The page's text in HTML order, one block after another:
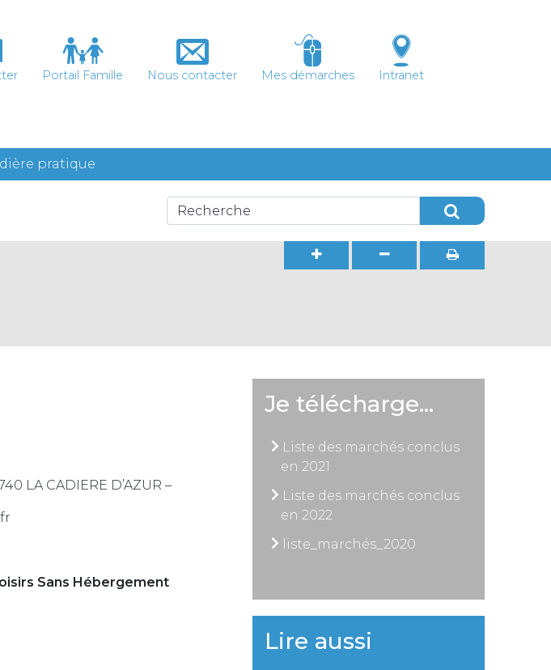
Portail Famille Nous contacter Mes démarches Intranet
pratique
LA CADIERE D’AZUR –
Sans Hébergement
Je télécharge…
Liste des marchés conclus
en 2021
Liste des marchés conclus
en 2022
liste_marchés_2020
Lire aussi